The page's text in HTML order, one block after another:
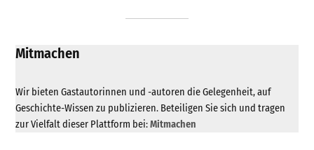
Mitmachen
Wir bieten Gastautorinnen und -autoren die Gelegenheit, auf
Geschichte-Wissen zu publizieren. Beteiligen Sie sich und tragen
zur Vielfalt dieser Plattform bei:Mitmachen